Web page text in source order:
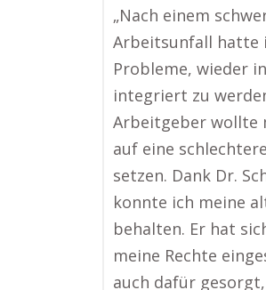
„Nach einem
Arbeitsunfall hatte
Probleme, wieder
integriert zu
Arbeitgeber wollte
auf eine
setzen. Dank Dr.
konnte ich meine
behalten. Er hat
meine Rechte
auch dafür